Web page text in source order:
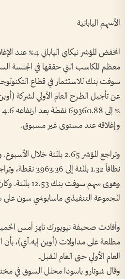
الأسهم اليابانية
انخفض المؤشر نيكاي
معظم المكاسب التي حققها في الجلسة
وإغلاقه عند مستوى غير مسبوق.
وتراجع المؤشر 2.65 بالمئة
نطاقاً 1.32 بالمئة إلى 3963.36 نقطة، وتراجع اثنين بالمئة خلال الأسبوع.
وهوى سهم ‌سوفت
المجموعة التنفيذي ماسايوشي سون على
وأفادت صحيفة نيويورك تايمز ‌أمس
مطلعة على ‌مداولات (أوبن إيه.آي)،
العام الأولي حتى العام المقبل.
وقال شوتارو ‌ياسودا محلل السوق في